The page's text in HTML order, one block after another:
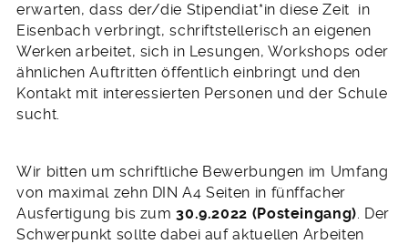
erwarten, dass der/die Stipen­diat*in diese Zeit in
Eisen­bach verbringt, schrift­stellerisch an eigenen
Werken arbei­tet, sich in Lesun­gen, Workshops oder
ähnli­chen Auftritten öf­fent­lich einbringt und den
Kontakt mit interessierten Personen und der Schule
sucht.
Wir bitten um schriftliche Bewerbungen im Umfang
von maximal zehn DIN A4 Seiten in fünffacher
Ausfertigung bis zum30.9.2022 (Posteingang) . Der
Schwerpunkt sollte dabei auf aktuellen Arbeiten